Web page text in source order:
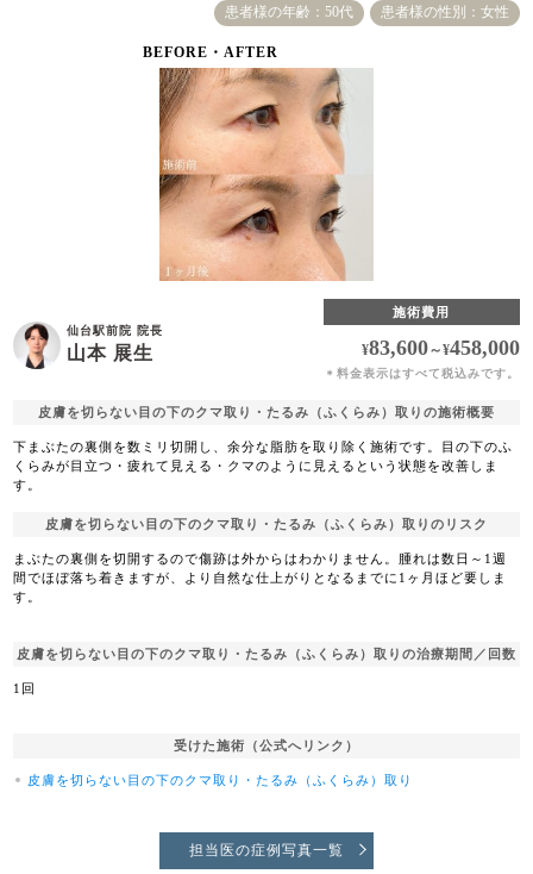
患者様の年齢：50代 患者様の性別：女性
BEFORE・AFTER
仙台駅前院 院長
山本 展生
施術費用
¥83,600～¥458,000
＊ 料金表示はすべて税込みです。
皮膚を切らない目の下のクマ取り・たるみ（ふくらみ）取りの施術概要
下まぶたの裏側を数ミリ切開し、余分な脂肪を取り除く施術です。目の下のふ
くらみが目立つ・疲れて見える・クマのように見えるという状態を改善しま
す。
皮膚を切らない目の下のクマ取り・たるみ（ふくらみ）取りのリスク
まぶたの裏側を切開するので傷跡は外からはわかりません。腫れは数日～1週
間でほぼ落ち着きますが、より自然な仕上がりとなるまでに1ヶ月ほど要しま
す。
皮膚を切らない目の下のクマ取り・たるみ（ふくらみ）取りの治療期間／回数
1回
受けた施術（公式へリンク）
皮膚を切らない目の下のクマ取り・たるみ（ふくらみ）取り
担当医の症例写真一覧